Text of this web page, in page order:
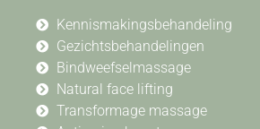
Kennismakingsbehandeling
Gezichtsbehandelingen
Bindweefselmassage
Natural face lifting
Transformage massage